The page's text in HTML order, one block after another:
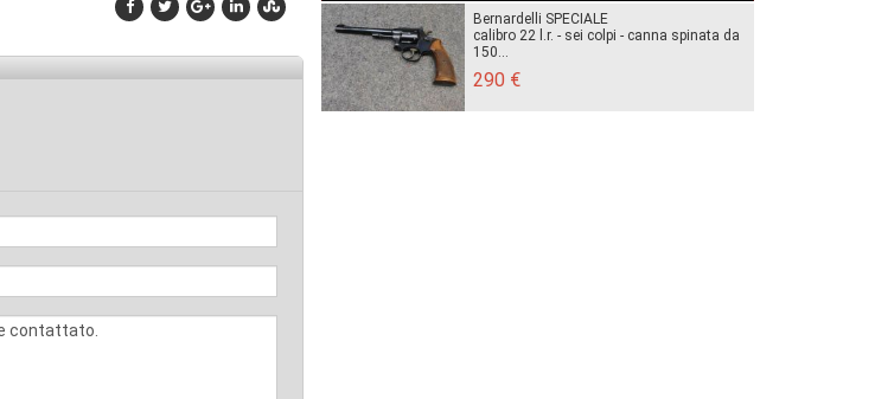
Bernardelli SPECIALE
calibro 22 l.r. - sei colpi - canna spinata da
150...
290 €